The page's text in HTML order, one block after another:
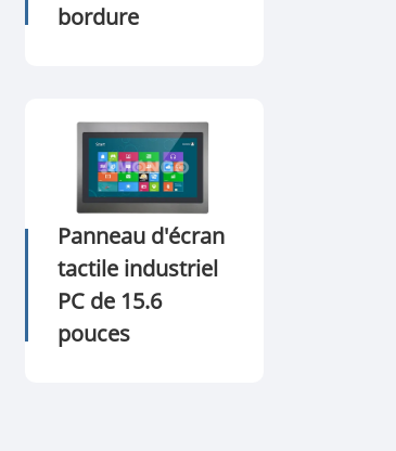
bordure
Panneau d'écran
tactile industriel
PC de 15.6
pouces